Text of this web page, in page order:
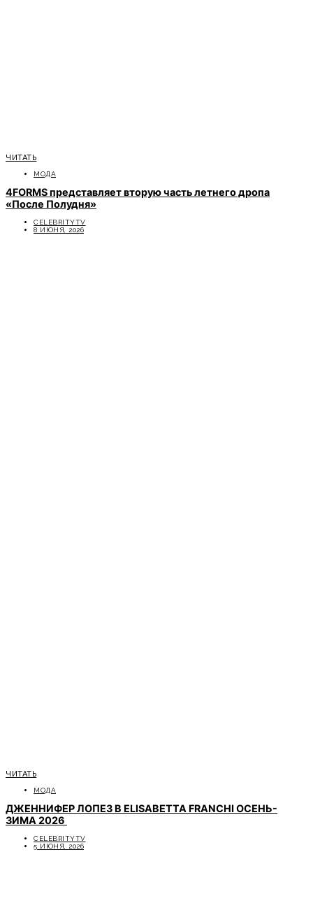
ЧИТАТЬ
МОДА
4FORMS представляет вторую часть летнего дропа
«После Полудня»
CELEBRITYTV
8 ИЮНЯ, 2026
ЧИТАТЬ
МОДА
ДЖЕННИФЕР ЛОПЕЗ В ELISABETTA FRANCHI ОСЕНЬ-
ЗИМА 2026
CELEBRITYTV
5 ИЮНЯ, 2026